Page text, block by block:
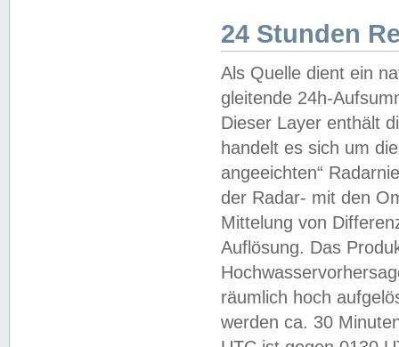
24 Stunden
Als Quelle dient ein
gleitende 24h-
Dieser Layer enthält
handelt es sich um
angeeichten“
der Radar- mit den
Mittelung von
Auflösung. Das
räumlich hoch
werden ca. 30